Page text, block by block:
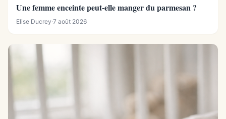
Une femme enceinte peut-elle manger du parmesan ?
Elise Ducrey·7 août 2026